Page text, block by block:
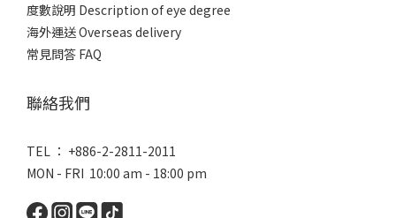
度數說明 Description of eye degree
海外運送 Overseas delivery
常見問答 FAQ
聯絡我們
TEL ： +886-2-2811-2011
MON - FRI 10:00 am - 18:00 pm